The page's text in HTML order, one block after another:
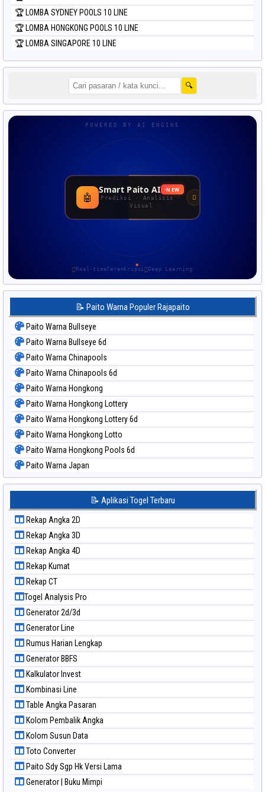
🏆 LOMBA SYDNEY POOLS 10 LINE
🏆 LOMBA HONGKONG POOLS 10 LINE
🏆 LOMBA SINGAPORE 10 LINE
🔍
POWERED BY AI ENGINE
🤖
Smart Paito AI NEW
Prediksi · Analisis ·
Visual
Real-timeTerenkripsi Deep Learning
📝 Paito Warna Populer Rajapaito
Paito Warna Bullseye
Paito Warna Bullseye 6d
Paito Warna Chinapools
Paito Warna Chinapools 6d
Paito Warna Hongkong
Paito Warna Hongkong Lottery
Paito Warna Hongkong Lottery 6d
Paito Warna Hongkong Lotto
Paito Warna Hongkong Pools 6d
Paito Warna Japan
Paito Warna Japan 6d
Paito Warna Kuda Lari
Paito Warna Magnum Cambodia
Paito Warna Nagoya
Paito Warna New York Midday
Paito Warna North Carolina Day
Paito Warna Pcso
Paito Warna Pennsylvania Day
Paito Warna Sao Paulo
Paito Warna Singapore
Paito Warna Sydney
Paito Warna Sydney Lottery
Paito Warna Sydney Lottery 6d
Paito Warna Sydney Lotto
Paito Warna Sydney Pools 6d
Paito Warna Taipei
Paito Warna Taiwan
📝 Aplikasi Togel Terbaru
Rekap Angka 2D
Rekap Angka 3D
Rekap Angka 4D
Rekap Kumat
Rekap CT
Togel Analysis Pro
Generator 2d/3d
Generator Line
Rumus Harian Lengkap
Generator BBFS
Kalkulator Invest
Kombinasi Line
Table Angka Pasaran
Kolom Pembalik Angka
Kolom Susun Data
Toto Converter
Paito Sdy Sgp Hk Versi Lama
Generator | Buku Mimpi